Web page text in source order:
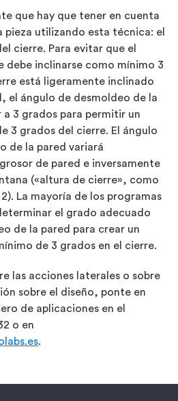
que hay que tener en cuenta
pieza utilizando esta técnica: el
cierre. Para evitar que el
debe inclinarse como mínimo 3
está ligeramente inclinado
el ángulo de desmoldeo de la
a 3 grados para permitir un
3 grados del cierre. El ángulo
de la pared variará
de pared e inversamente
(«altura de cierre», como
La mayoría de los programas
el grado adecuado
de la pared para crear un
de 3 grados en el cierre.
las acciones laterales o sobre
sobre el diseño, ponte en
de aplicaciones en el
o en
.